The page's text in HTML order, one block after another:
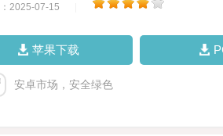
2025-07-15
苹果下载
安卓市场，安全绿色